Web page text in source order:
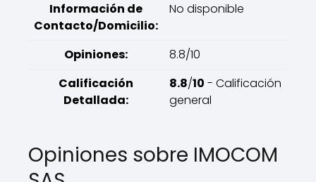
Información de
Contacto/Domicilio:
No disponible
Opiniones:
8.8/10
Calificación
Detallada:
8.8/10 - Calificación
general
Opiniones sobre IMOCOM